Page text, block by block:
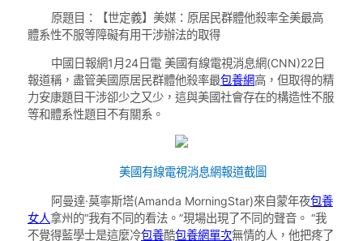
原題目：【世定義】美媒：原居民群體他殺率全美最高
體系性不服等障礙有用干涉辦法的取得
中國日報網1月24日電 美國有線電視消息網(CNN)22日
報道稱，盡管美國原居民群體他殺率最包養網高，但取得的精
力安康題目干涉卻少之又少，這與美國社會存在的構造性不服
等和體系性題目不有關系。
美國有線電視消息網報道截圖
阿曼達·莫寧斯塔(Amanda MorningStar)來自蒙年夜包養
女人拿州的“我有不同的看法。”現場出現了不同的聲音。 “我
不覺得藍學士是這麼冷包養酷包養網單次無情的人，他把疼了